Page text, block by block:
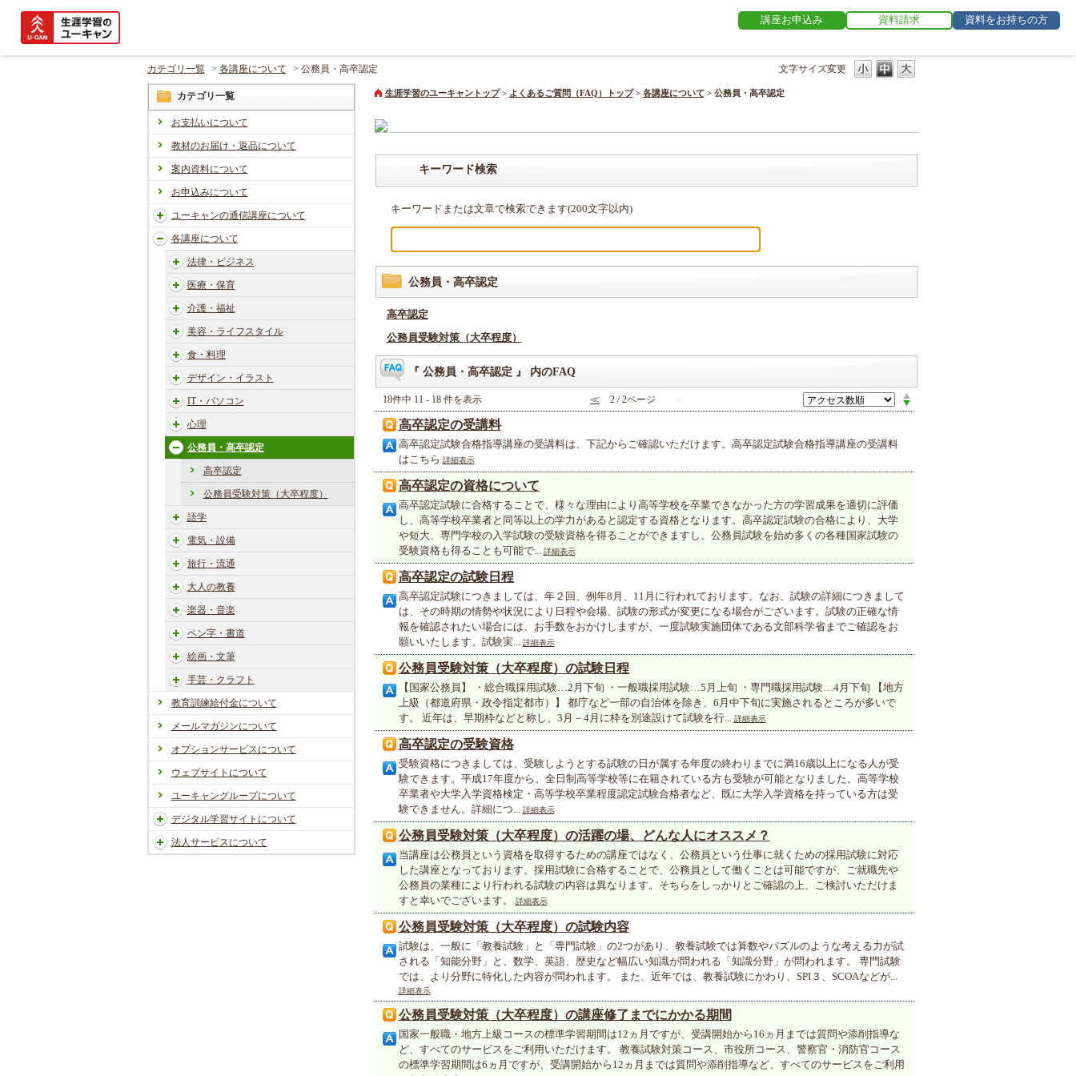
講座お申込み 資料請求 資料をお持ちの方
文字サイズ変更
カテゴリ一覧 > 各講座について > 公務員・高卒認定
カテゴリ一覧
お支払いについて
教材のお届け・返品について
案内資料について
お申込みについて
ユーキャンの通信講座について
各講座について
法律・ビジネス
医療・保育
介護・福祉
美容・ライフスタイル
食・料理
デザイン・イラスト
IT・パソコン
心理
公務員・高卒認定
高卒認定
公務員受験対策（大卒程度）
語学
電気・設備
旅行・流通
大人の教養
楽器・音楽
ペン字・書道
絵画・文筆
手芸・クラフト
教育訓練給付金について
メールマガジンについて
オプションサービスについて
ウェブサイトについて
ユーキャングループについて
デジタル学習サイトについて
法人サービスについて
生涯学習のユーキャントップ > よくあるご質問（FAQ）トップ > 各講座について > 公務員・高卒認定
キーワード検索
キーワードまたは文章で検索できます(200文字以内)
公務員・高卒認定
高卒認定
公務員受験対策（大卒程度）
『 公務員・高卒認定 』 内のFAQ
18件中 11 - 18 件を表示 ≪ 2 / 2ページ ≫
高卒認定の受講料
高卒認定試験合格指導講座の受講料は、下記からご確認いただけます。高卒認定試験合格指導講座の受講料
はこちら 詳細表示
高卒認定の資格について
高卒認定試験に合格することで、様々な理由により高等学校を卒業できなかった方の学習成果を適切に評価
し、高等学校卒業者と同等以上の学力があると認定する資格となります。高卒認定試験の合格により、大学
や短大、専門学校の入学試験の受験資格を得ることができますし、公務員試験を始め多くの各種国家試験の
受験資格も得ることも可能で... 詳細表示
高卒認定の試験日程
高卒認定試験につきましては、年２回、例年8月、11月に行われております。なお、試験の詳細につきまして
は、その時期の情勢や状況により日程や会場、試験の形式が変更になる場合がございます。試験の正確な情
報を確認されたい場合には、お手数をおかけしますが、一度試験実施団体である文部科学省までご確認をお
願いいたします。試験実... 詳細表示
公務員受験対策（大卒程度）の試験日程
【国家公務員】 ・総合職採用試験…2月下旬 ・一般職採用試験…5月上旬 ・専門職採用試験…4月下旬 【地方
上級（都道府県・政令指定都市）】 都庁など一部の自治体を除き、6月中下旬に実施されるところが多いで
す。 近年は、早期枠などと称し、3月－4月に枠を別途設けて試験を行... 詳細表示
高卒認定の受験資格
受験資格につきましては、受験しようとする試験の日が属する年度の終わりまでに満16歳以上になる人が受
験できます。平成17年度から、全日制高等学校等に在籍されている方も受験が可能となりました。高等学校
卒業者や大学入学資格検定・高等学校卒業程度認定試験合格者など、既に大学入学資格を持っている方は受
験できません。詳細につ... 詳細表示
公務員受験対策（大卒程度）の活躍の場、どんな人にオススメ？
当講座は公務員という資格を取得するための講座ではなく、公務員という仕事に就くための採用試験に対応
した講座となっております。採用試験に合格することで、公務員として働くことは可能ですが、ご就職先や
公務員の業種により行われる試験の内容は異なります。そちらをしっかりとご確認の上、ご検討いただけま
すと幸いでございます。
詳細表示
公務員受験対策（大卒程度）の試験内容
試験は、一般に「教養試験」と「専門試験」の2つがあり、教養試験では算数やパズルのような考える力が試
される「知能分野」と、数学、英語、歴史など幅広い知識が問われる「知識分野」が問われます。 専門試験
では、より分野に特化した内容が問われます。 また、近年では、教養試験にかわり、SPI３、SCOAなどが...
詳細表示
公務員受験対策（大卒程度）の講座修了までにかかる期間
国家一般職・地方上級コースの標準学習期間は12ヵ月ですが、受講開始から16ヵ月までは質問や添削指導な
ど、すべてのサービスをご利用いただけます。 教養試験対策コース、市役所コース、警察官・消防官コース
の標準学習期間は6ヵ月ですが、受講開始から12ヵ月までは質問や添削指導など、すべてのサービスをご利用